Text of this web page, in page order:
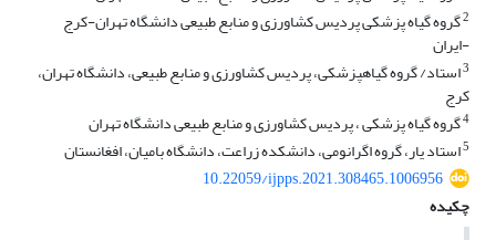
2گروه گیاه پزشکی پردیس کشاورزی و منابع طبیعی دانشگاه تهران-کرج
-ایران
3استاد/ گروه گیاهپزشکی، پردیس کشاورزی و منابع طبیعی، دانشگاه تهران،
کرج
4گروه گیاه پزشکی ، پردیس کشاورزی و منابع طبیعی دانشگاه تهران
5استاد یار، گروه اگرانومی، دانشکده زراعت، دانشگاه بامیان، افغانستان
10.22059/ijpps.2021.308465.1006956
چکیده